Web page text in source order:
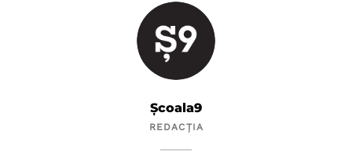
Școala9
REDACȚIA